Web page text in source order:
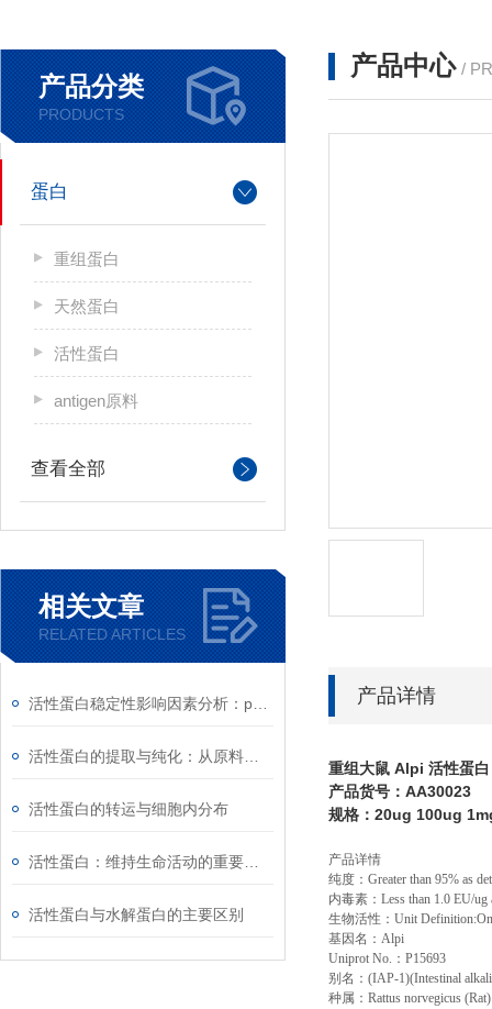
产品分类
PRODUCTS
蛋白
重组蛋白
天然蛋白
活性蛋白
antigen原料
查看全部
相关文章
RELATED ARTICLES
活性蛋白的转运与细胞内分布
活性蛋白与水解蛋白的主要区别
产品中心 /
产品详情
重组大鼠 Alpi 活性蛋白
产品货号：AA30023
规格：20ug 100ug
产品详情
纯度： Greater than 95% as
内毒素： Less than 1.0 EU/
生物活性： Unit
基因名： Alpi
Uniprot No. ： P15693
别名： (IAP-1)(Intestinal
种属： Rattus norvegicus (Rat)